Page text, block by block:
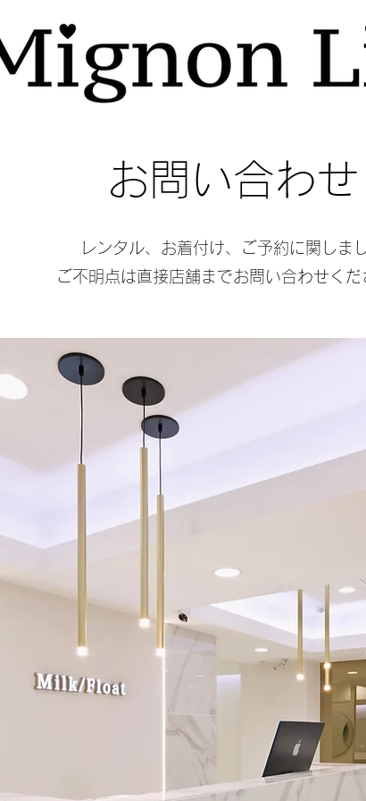
お問い合わせ
レンタル、お着付け、ご予約に関しま
ご不明点は直接店舗までお問い合わせくだ